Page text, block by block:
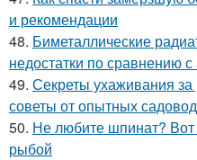
и рекомендации
48. Биметаллические
недостатки по сравнению
49. Секреты ухаживания
советы от опытных
50. Не любите шпинат? Вот
рыбой